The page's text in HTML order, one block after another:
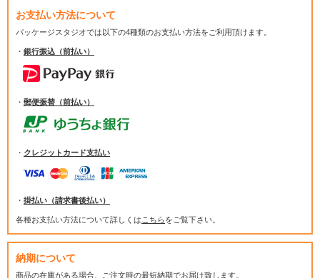
お支払い方法について
パッケージスタジオでは以下の4種類のお支払い方法をご利用頂けます。
・ 銀行振込（前払い）
・ 郵便振替（前払い）
・ クレジットカード支払い
・ 掛払い（請求書後払い）
各種お支払い方法について詳しくは こちらをご覧下さい。
納期について
商品の在庫がある場合、ご注文時の最短納期でお届け致します。